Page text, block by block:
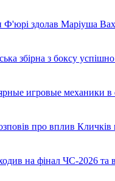
Ф'юрі здолав Маріуша
збірна з боксу
игровые механики в
про вплив Кличків
на фінал ЧС-2026 та